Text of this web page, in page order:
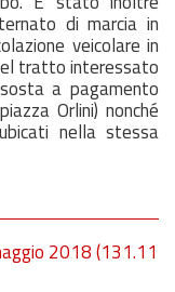
di marcia in
veicolare in
tratto interessato
a pagamento
Orlini) nonché
nella stessa
2018(131.11